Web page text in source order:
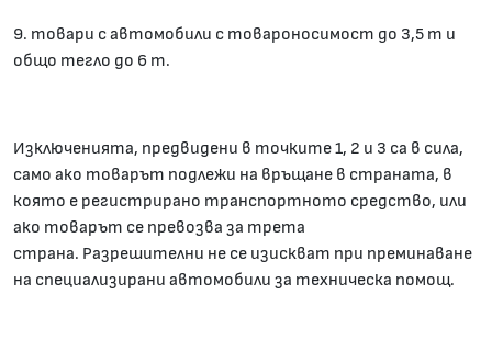
9. товари с автомобили с товароносимост до 3,5 т и
общо тегло до 6 т.
Изключенията, предвидени в точките 1, 2 и 3 са в сила,
само ако товарът подлежи на връщане в страната, в
която е регистрирано транспортното средство, или
ако товарът се превозва за трета
страна. Разрешителни не се изискват при преминаване
на специализирани автомобили за техническа помощ.